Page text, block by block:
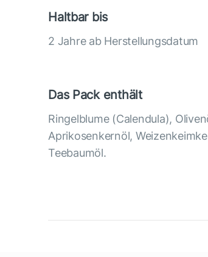
Haltbar bis
2 Jahre ab Herstellungsdatum
Das Pack enthält
Ringelblume (Calendula),
Aprikosenkernöl,
Teebaumöl.